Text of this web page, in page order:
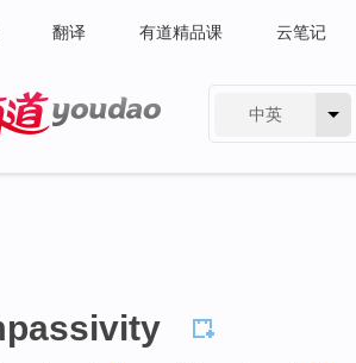
翻译 有道精品课 云笔记
中英